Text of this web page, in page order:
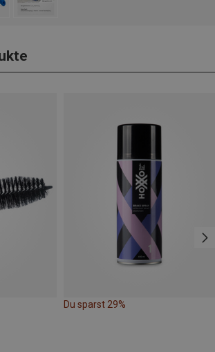
Du sparst 29%